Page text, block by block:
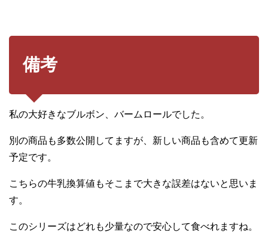
備考
私の大好きなブルボン、バームロールでした。
別の商品も多数公開してますが、新しい商品も含めて更新
予定です。
こちらの牛乳換算値もそこまで大きな誤差はないと思いま
す。
このシリーズはどれも少量なので安心して食べれますね。